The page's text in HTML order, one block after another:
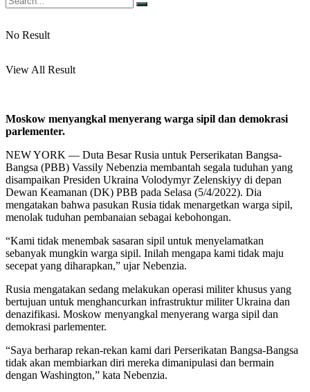
No Result
View All Result
Moskow menyangkal menyerang warga sipil dan demokrasi
parlementer.
NEW YORK — Duta Besar Rusia untuk Perserikatan Bangsa-
Bangsa (PBB) Vassily Nebenzia membantah segala tuduhan yang
disampaikan Presiden Ukraina Volodymyr Zelenskiyy di depan
Dewan Keamanan (DK) PBB pada Selasa (5/4/2022). Dia
mengatakan bahwa pasukan Rusia tidak menargetkan warga sipil,
menolak tuduhan pembanaian sebagai kebohongan.
“Kami tidak menembak sasaran sipil untuk menyelamatkan
sebanyak mungkin warga sipil. Inilah mengapa kami tidak maju
secepat yang diharapkan,” ujar Nebenzia.
Rusia mengatakan sedang melakukan operasi militer khusus yang
bertujuan untuk menghancurkan infrastruktur militer Ukraina dan
denazifikasi. Moskow menyangkal menyerang warga sipil dan
demokrasi parlementer.
“Saya berharap rekan-rekan kami dari Perserikatan Bangsa-Bangsa
tidak akan membiarkan diri mereka dimanipulasi dan bermain
dengan Washington,” kata Nebenzia.